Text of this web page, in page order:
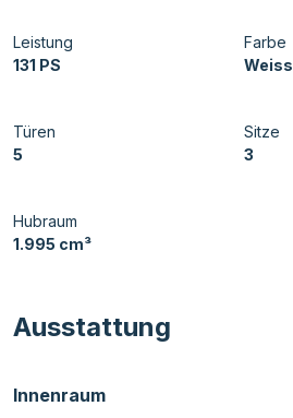
Leistung
131 PS
Farbe
Weiss
Türen
5
Sitze
3
Hubraum
1.995 cm³
Ausstattung
Innenraum